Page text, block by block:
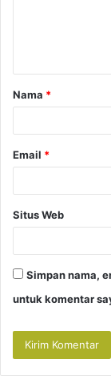
a
r
Nama *
Email *
Situs Web
Simpan nama,
untuk komentar